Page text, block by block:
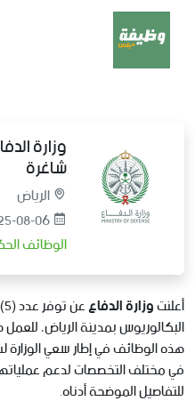
وزارة
شاغرة
الرياض
08-06
الوظائف
أعلنتوزارة الدفاع
البكالوريوس بمدينة الرياض،
هذه الوظائف في إطار سعي
في مختلف التخصصات لدعم
للتفاصيل الموضحة أدناه.